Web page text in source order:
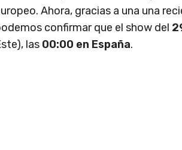
Ahora, gracias a una una
confirmar que el show del
las 00:00 en España.